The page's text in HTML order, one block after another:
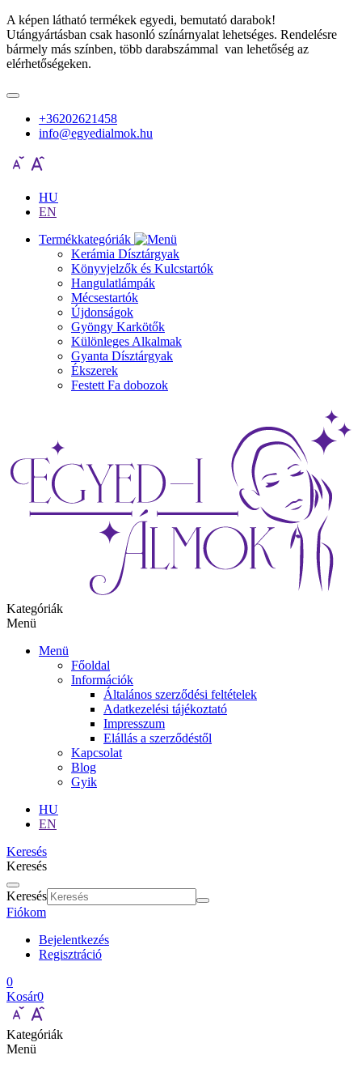
A képen látható termékek egyedi, bemutató darabok!
Utángyártásban csak hasonló színárnyalat lehetséges. Rendelésre
bármely más színben, több darabszámmal van lehetőség az
elérhetőségeken.
+36202621458
info@egyedialmok.hu
HU
EN
Termékkategóriák
Kerámia Dísztárgyak
Könyvjelzők és Kulcstartók
Hangulatlámpák
Mécsestartók
Újdonságok
Gyöngy Karkötők
Különleges Alkalmak
Gyanta Dísztárgyak
Ékszerek
Festett Fa dobozok
Kategóriák
Menü
Menü
Főoldal
Információk
Általános szerződési feltételek
Adatkezelési tájékoztató
Impresszum
Elállás a szerződéstől
Kapcsolat
Blog
Gyik
HU
EN
Keresés
Keresés
Keresés
Fiókom
Bejelentkezés
Regisztráció
0
Kosár0
Kategóriák
Menü